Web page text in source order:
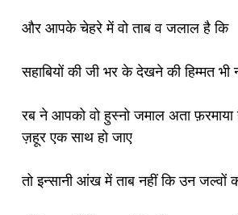
और आपके चेहरे में वो ताब व जलाल है कि
सहाबियों की जी भर के देखने की हिम्मत भी
रब ने आपको वो हुस्नो जमाल अता
ज़हूर एक साथ हो जाए
तो इन्सानी आंख में ताब नहीं कि उन